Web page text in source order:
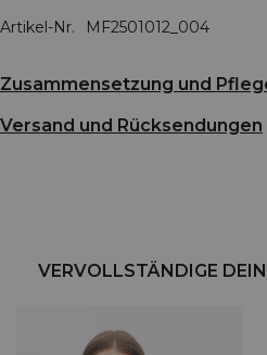
Artikel-Nr.
MF2501012_004
Zusammensetzung und
Versand und Rücksendungen
VERVOLLSTÄNDIGE